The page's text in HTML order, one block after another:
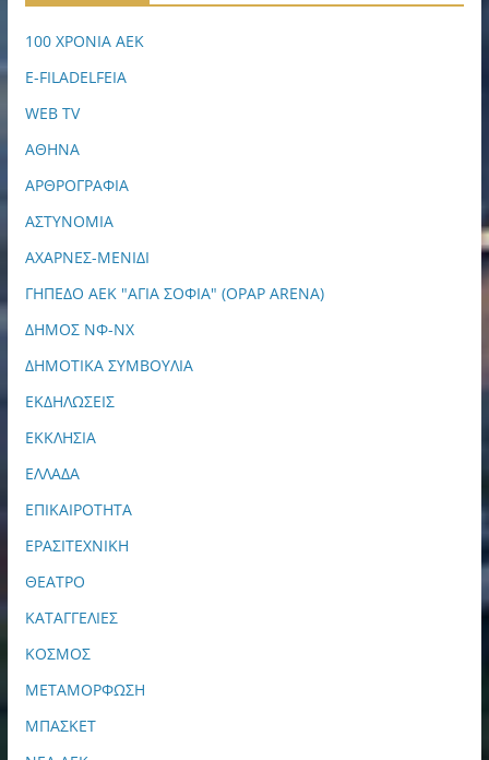
100 ΧΡΟΝΙΑ ΑΕΚ
E-FILADELFEIA
WEB TV
ΑΘΗΝΑ
ΑΡΘΡΟΓΡΑΦΙΑ
ΑΣΤΥΝΟΜΙΑ
ΑΧΑΡΝΕΣ-ΜΕΝΙΔΙ
ΓΗΠΕΔΟ ΑΕΚ "ΑΓΙΑ ΣΟΦΙΑ" (OPAP ARENA)
ΔΗΜΟΣ ΝΦ-ΝΧ
ΔΗΜΟΤΙΚΑ ΣΥΜΒΟΥΛΙΑ
ΕΚΔΗΛΩΣΕΙΣ
ΕΚΚΛΗΣΙΑ
ΕΛΛΑΔΑ
ΕΠΙΚΑΙΡΟΤΗΤΑ
ΕΡΑΣΙΤΕΧΝΙΚΗ
ΘΕΑΤΡΟ
ΚΑΤΑΓΓΕΛΙΕΣ
ΚΟΣΜΟΣ
ΜΕΤΑΜΟΡΦΩΣΗ
ΜΠΑΣΚΕΤ